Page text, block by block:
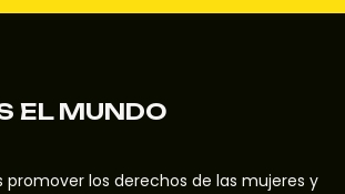
EL MUNDO
promover los derechos de las mujeres y